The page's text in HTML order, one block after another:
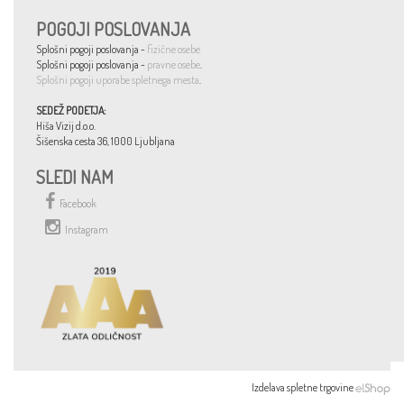
POGOJI POSLOVANJA
Splošni pogoji poslovanja - fizične osebe
Splošni pogoji poslovanja - pravne osebe.
Splošni pogoji uporabe spletnega mesta.
SEDEŽ PODETJA:
Hiša Vizij d.o.o.
Šišenska cesta 36, 1000 Ljubljana
SLEDI NAM
Facebook
Instagram
Izdelava spletne trgovine